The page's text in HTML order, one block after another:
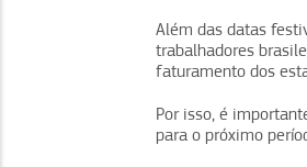
Além das datas
trabalhadores
faturamento dos
Por isso, é
para o próximo